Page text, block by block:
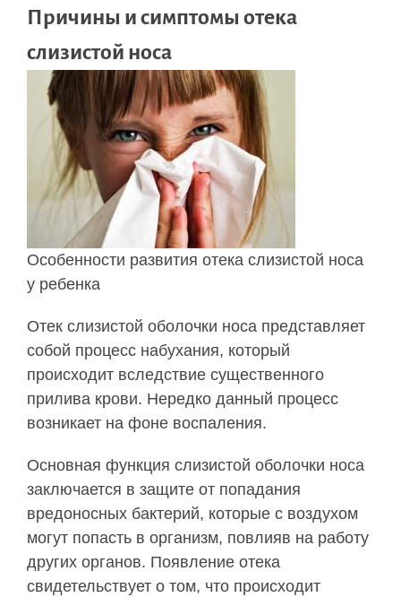
Причины и симптомы отека
слизистой носа
Особенности развития отека слизистой носа
у ребенка
Отек слизистой оболочки носа представляет
собой процесс набухания, который
происходит вследствие существенного
прилива крови. Нередко данный процесс
возникает на фоне воспаления.
Основная функция слизистой оболочки носа
заключается в защите от попадания
вредоносных бактерий, которые с воздухом
могут попасть в организм, повлияв на работу
других органов. Появление отека
свидетельствует о том, что происходит